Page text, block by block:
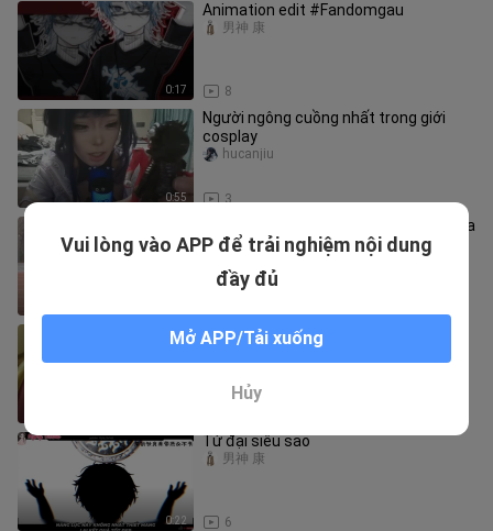
0:17
Animation edit #Fandomgau
8
男神 康
0:55
Người ngông cuồng nhất trong giới
cosplay
3
hucanjiu
Trong lễ trưởng thành ở trường đã hóa
thân thành Kamen Rider W
【Tháng 7】Victoria có rất nhiều bài
trên tay – Trailer tập 5 [Nhóm dịch
0:22
Tứ đại siêu sao
6
男神 康
Vui lòng vào APP để trải nghiệm nội dung
đầy đủ
Mở APP/Tải xuống
Hủy